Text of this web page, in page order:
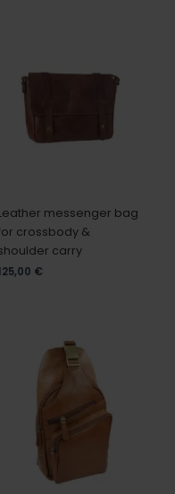
messenger bag
crossbody &
carry
€